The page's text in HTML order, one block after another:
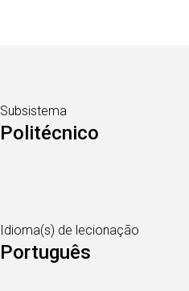
Subsistema
Politécnico
Idioma(s) de lecionação
Português